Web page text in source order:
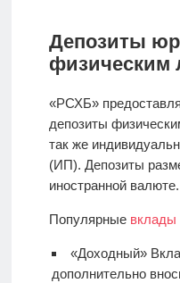
Депозиты
физическим
«РСХБ»
депозиты
так же
(ИП). Депозиты
иностранной валюте.
Популярные вклады
«Доходный»
дополнительно